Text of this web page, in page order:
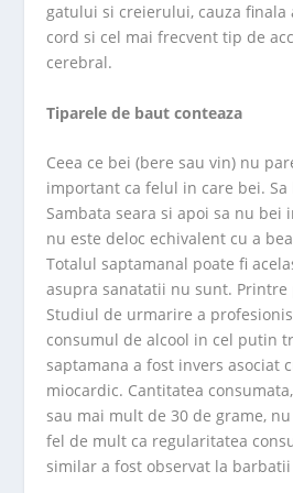
gatului si creierului, cauza
cord si cel mai frecvent tip de
cerebral.
Tiparele de baut conteaza
Ceea ce bei (bere sau vin) nu
important ca felul in care bei.
Sambata seara si apoi sa nu bei
nu este deloc echivalent cu a
Totalul saptamanal poate fi
asupra sanatatii nu sunt.
Studiul de urmarire a
consumul de alcool in cel putin
saptamana a fost invers asociat
miocardic. Cantitatea
sau mai mult de 30 de grame,
fel de mult ca regularitatea
similar a fost observat la